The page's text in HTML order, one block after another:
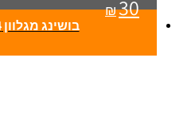
₪30
בושינג מגלוון 2-11/4